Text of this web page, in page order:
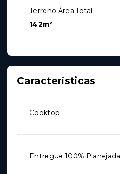
Terreno Área Total:
142m²
Características
Cooktop
Entregue 100% Planejada